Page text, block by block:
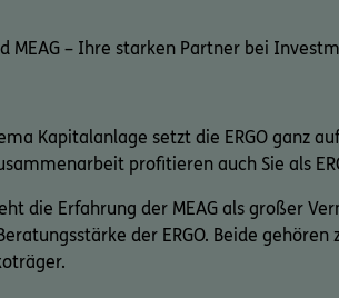
MEAG – Ihre starken Partner bei
Kapitalanlage setzt die ERGO ganz
profitieren auch Sie als
die Erfahrung der MEAG als großer
der ERGO. Beide